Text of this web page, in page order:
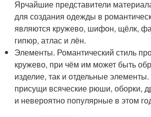
Ярчайшие представители
для создания одежды в
являются кружево, шифон, щёлк,
гипюр, атлас и лён.
Элементы. Романтический стиль
кружево, при чём им может быть
изделие, так и отдельные
присущи всяческие рюши, оборки,
и невероятно популярные в этом